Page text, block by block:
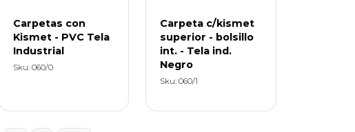
Carpetas con
Kismet - PVC Tela
Industrial
Sku: 060/0
Carpeta c/kismet
superior - bolsillo
int. - Tela ind.
Negro
Sku: 060/1